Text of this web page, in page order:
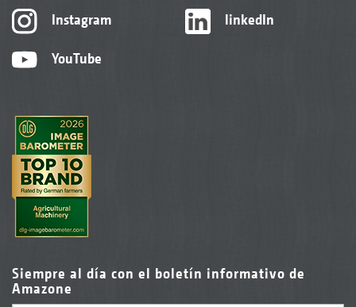
Instagram
YouTube
linkedIn
Siempre al día con el boletín informativo de
Amazone